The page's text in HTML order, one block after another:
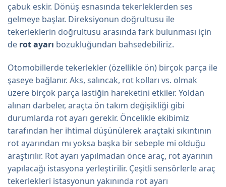
çabuk eskir. Dönüş esnasında tekerleklerden ses
gelmeye başlar. Direksiyonun doğrultusu ile
tekerleklerin doğrultusu arasında fark bulunması için
de rot ayarı bozukluğundan bahsedebiliriz.
Otomobillerde tekerlekler (özellikle ön) birçok parça ile
şaseye bağlanır. Aks, salıncak, rot kolları vs. olmak
üzere birçok parça lastiğin hareketini etkiler. Yoldan
alınan darbeler, araçta ön takım değişikliği gibi
durumlarda rot ayarı gerekir. Öncelikle ekibimiz
tarafından her ihtimal düşünülerek araçtaki sıkıntının
rot ayarından mı yoksa başka bir sebeple mi olduğu
araştırılır. Rot ayarı yapılmadan önce araç, rot ayarının
yapılacağı istasyona yerleştirilir. Çeşitli sensörlerle araç
tekerlekleri istasyonun yakınında rot ayarı